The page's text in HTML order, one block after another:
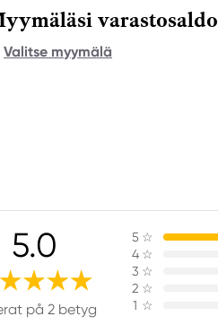
varastosaldo
Valitse myymälä
5.0
på 2 betyg
5 ☆
4 ☆
3 ☆
2 ☆
1 ☆